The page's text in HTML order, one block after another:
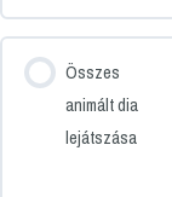
Összes
animált dia
lejátszása